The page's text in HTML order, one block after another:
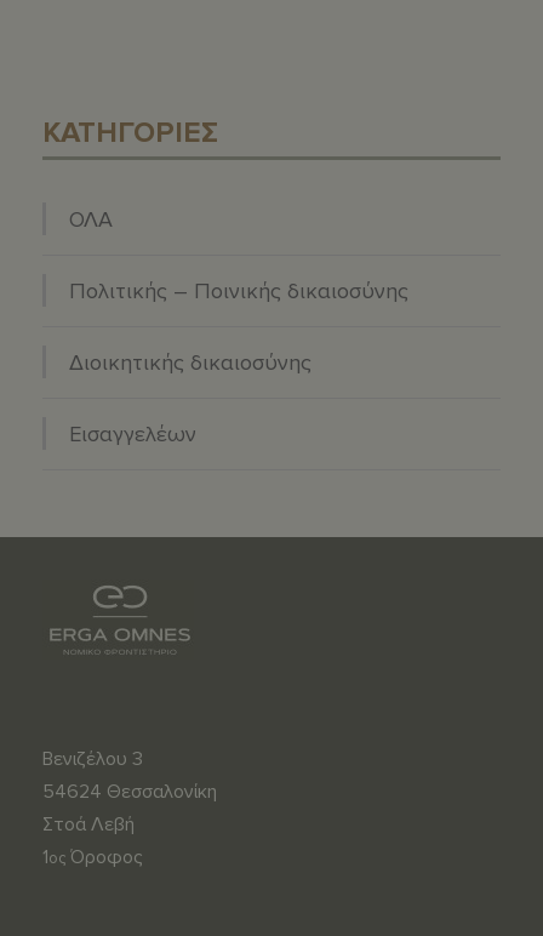
ΚΑΤΗΓΟΡΙΕΣ
ΟΛΑ
Πολιτικής – Ποινικής δικαιοσύνης
Διοικητικής δικαιοσύνης
Εισαγγελέων
Βενιζέλου 3
54624 Θεσσαλονίκη
Στοά Λεβή
1ος Όροφος